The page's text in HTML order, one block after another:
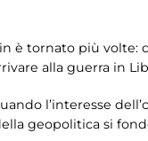
è tornato più
alla guerra in
l’interesse
geopolitica si